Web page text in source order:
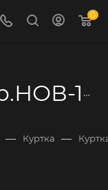
0
кожа(нат.мех)чер.НОВ-1107
— Куртка —